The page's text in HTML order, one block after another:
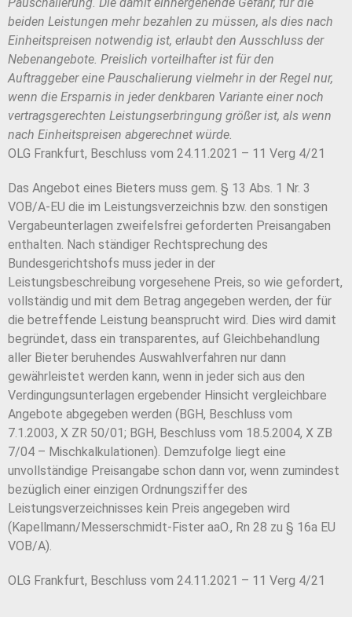
Pauschalierung. Die damit einhergehende Gefahr, für die
beiden Leistungen mehr bezahlen zu müssen, als dies nach
Einheitspreisen notwendig ist, erlaubt den Ausschluss der
Nebenangebote. Preislich vorteilhafter ist für den
Auftraggeber eine Pauschalierung vielmehr in der Regel nur,
wenn die Ersparnis in jeder denkbaren Variante einer noch
vertragsgerechten Leistungserbringung größer ist, als wenn
nach Einheitspreisen abgerechnet würde.
OLG Frankfurt, Beschluss vom 24.11.2021 – 11 Verg 4/21
Das Angebot eines Bieters muss gem. § 13 Abs. 1 Nr. 3
VOB/A-EU die im Leistungsverzeichnis bzw. den sonstigen
Vergabeunterlagen zweifelsfrei geforderten Preisangaben
enthalten. Nach ständiger Rechtsprechung des
Bundesgerichtshofs muss jeder in der
Leistungsbeschreibung vorgesehene Preis, so wie gefordert,
vollständig und mit dem Betrag angegeben werden, der für
die betreffende Leistung beansprucht wird. Dies wird damit
begründet, dass ein transparentes, auf Gleichbehandlung
aller Bieter beruhendes Auswahlverfahren nur dann
gewährleistet werden kann, wenn in jeder sich aus den
Verdingungsunterlagen ergebender Hinsicht vergleichbare
Angebote abgegeben werden (BGH, Beschluss vom
7.1.2003, X ZR 50/01; BGH, Beschluss vom 18.5.2004, X ZB
7/04 – Mischkalkulationen). Demzufolge liegt eine
unvollständige Preisangabe schon dann vor, wenn zumindest
bezüglich einer einzigen Ordnungsziffer des
Leistungsverzeichnisses kein Preis angegeben wird
(Kapellmann/Messerschmidt-Fister aaO., Rn 28 zu § 16a EU
VOB/A).
OLG Frankfurt, Beschluss vom 24.11.2021 – 11 Verg 4/21